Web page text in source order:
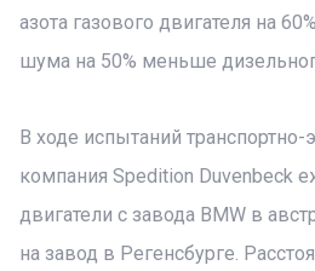
азота газового двигателя на
шума на 50% меньше
В ходе испытаний транспортно-
компания Spedition Duvenbeck
двигатели с завода BMW в
на завод в Регенсбурге.